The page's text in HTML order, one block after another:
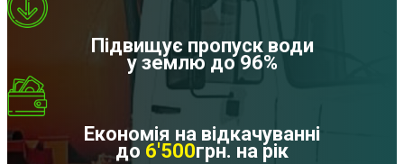
Підвищує пропуск води
у землю до 96%
Економія на відкачуванні
до 6'500грн. на рік